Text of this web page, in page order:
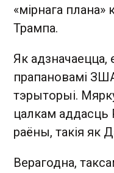
«мірнага
Трампа.
Як адзначаецца,
прапановамі
тэрыторыі.
цалкам аддасць
раёны, такія як
Верагодна,